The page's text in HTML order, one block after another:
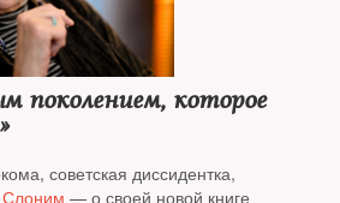
поколением, которое
советская диссидентка,
— о своей новой книге